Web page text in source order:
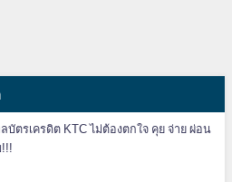
บัตรเครดิต KTC ไม่ต้องตกใจ คุย จ่าย ผ่อน
!!!